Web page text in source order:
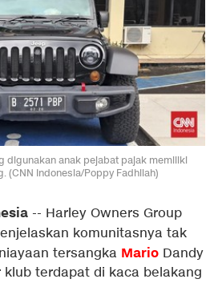
digunakan anak pejabat pajak memiliki
(CNN Indonesia/Poppy Fadhilah)
-- Harley Owners Group
komunitasnya tak
tersangka Mario Dandy
terdapat di kaca belakang